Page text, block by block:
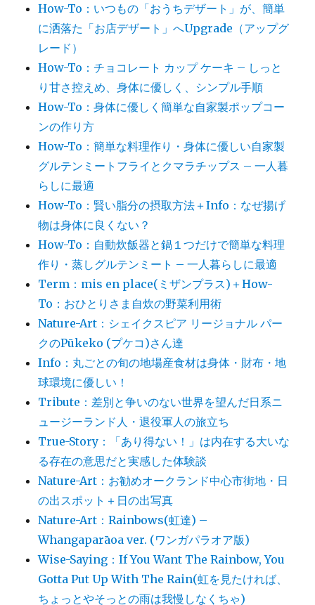
How-To：いつもの「おうちデザート」が、簡単
に洒落た「お店デザート」へUpgrade（アップグ
レード）
How-To：チョコレート カップ ケーキ – しっと
り甘さ控えめ、身体に優しく、シンプル手順
How-To：身体に優しく簡単な自家製ポップコー
ンの作り方
How-To：簡単な料理作り・身体に優しい自家製
グルテンミートフライとクマラチップス – 一人暮
らしに最適
How-To：賢い脂分の摂取方法＋Info：なぜ揚げ
物は身体に良くない？
How-To：自動炊飯器と鍋１つだけで簡単な料理
作り・蒸しグルテンミート – 一人暮らしに最適
Term：mis en place(ミザンプラス)＋How-
To：おひとりさま自炊の野菜利用術
Nature-Art：シェイクスピア リージョナル パー
クのPūkeko (プケコ)さん達
Info：丸ごとの旬の地場産食材は身体・財布・地
球環境に優しい！
Tribute：差別と争いのない世界を望んだ日系ニ
ュージーランド人・退役軍人の旅立ち
True-Story：「あり得ない！」は内在する大いな
る存在の意思だと実感した体験談
Nature-Art：お勧めオークランド中心市街地・日
の出スポット＋日の出写真
Nature-Art：Rainbows(虹達) –
Whangaparāoa ver. (ワンガパラオア版)
Wise-Saying：If You Want The Rainbow, You
Gotta Put Up With The Rain(虹を見たければ、
ちょっとやそっとの雨は我慢しなくちゃ)